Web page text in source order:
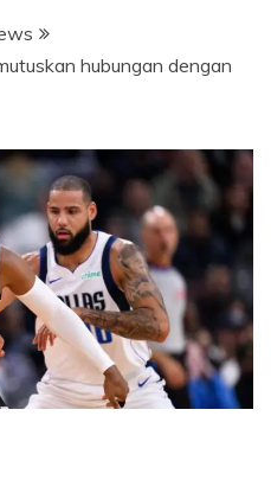
hubungan dengan